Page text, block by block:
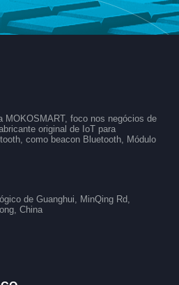
MOKOSMART, foco nos negócios de
original de IoT para
como beacon Bluetooth, Módulo
de Guanghui, MinQing Rd,
China